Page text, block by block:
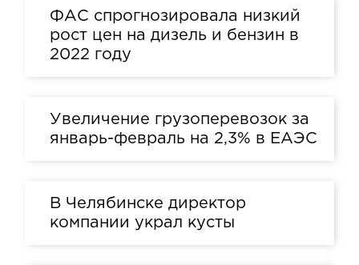
ФАС спрогнозировала низкий
рост цен на дизель и бензин в
2022 году
Увеличение грузоперевозок за
январь-февраль на 2,3% в ЕАЭС
В Челябинске директор
компании украл кусты